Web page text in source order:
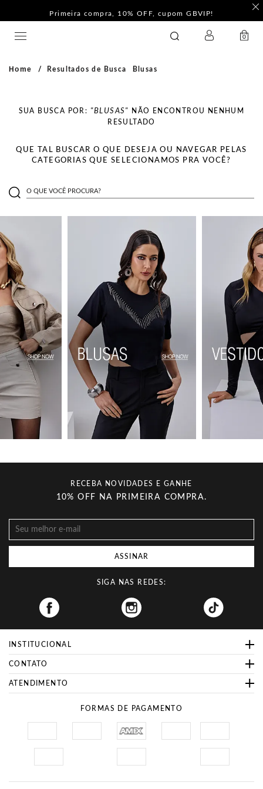
Primeira compra, 10% OFF, cupom GBVIP!
0
Home Resultados de Busca Blusas
SUA BUSCA POR: "BLUSAS"
NÃO ENCONTROU NENHUM
RESULTADO
QUE TAL BUSCAR O QUE DESEJA OU NAVEGAR PELAS
CATEGORIAS QUE SELECIONAMOS PRA VOCÊ?
O QUE VOCÊ PROCURA?
RECEBA NOVIDADES E GANHE
10% OFF NA PRIMEIRA COMPRA.
ASSINAR
SIGA NAS REDES:
Facebook
INSTITUCIONAL
CONTATO
ATENDIMENTO
FORMAS DE PAGAMENTO